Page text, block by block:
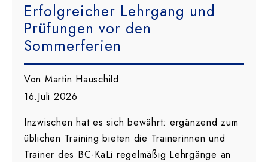
Erfolgreicher Lehrgang und
Prüfungen vor den
Sommerferien
Von Martin Hauschild
16.Juli 2026
Inzwischen hat es sich bewährt: ergänzend zum
üblichen Training bieten die Trainerinnen und
Trainer des BC-KaLi regelmäßig Lehrgänge an